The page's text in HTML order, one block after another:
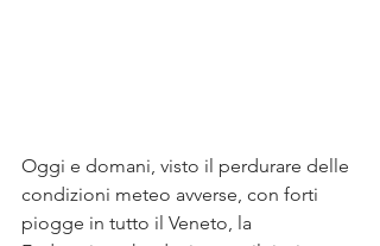
Oggi e domani, visto il perdurare delle
condizioni meteo avverse, con forti
piogge in tutto il Veneto, la